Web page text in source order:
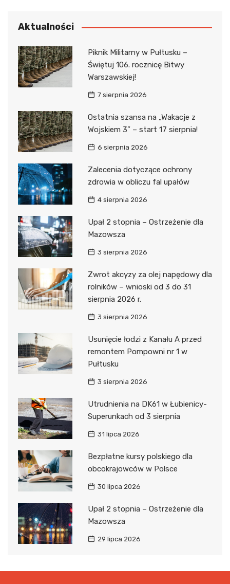
Aktualności
Piknik Militarny w Pułtusku –
Świętuj 106. rocznicę Bitwy
Warszawskiej!
7 sierpnia 2026
Ostatnia szansa na „Wakacje z
Wojskiem 3” – start 17 sierpnia!
6 sierpnia 2026
Zalecenia dotyczące ochrony
zdrowia w obliczu fal upałów
4 sierpnia 2026
Upał 2 stopnia – Ostrzeżenie dla
Mazowsza
3 sierpnia 2026
Zwrot akcyzy za olej napędowy dla
rolników – wnioski od 3 do 31
sierpnia 2026 r.
3 sierpnia 2026
Usunięcie łodzi z Kanału A przed
remontem Pompowni nr 1 w
Pułtusku
3 sierpnia 2026
Utrudnienia na DK61 w Łubienicy-
Superunkach od 3 sierpnia
31 lipca 2026
Bezpłatne kursy polskiego dla
obcokrajowców w Polsce
30 lipca 2026
Upał 2 stopnia – Ostrzeżenie dla
Mazowsza
29 lipca 2026